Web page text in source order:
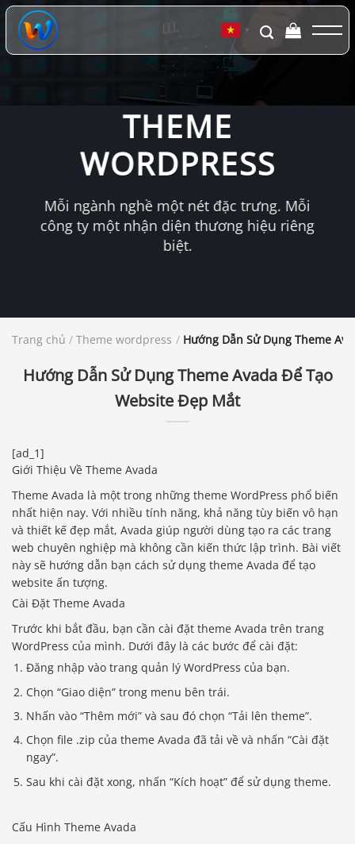
Chuyển
đến
dung
▼
THEME
WORDPRESS
Mỗi ngành nghề một nét đặc trưng. Mỗi
công ty một nhận diện thương hiệu riêng
biệt.
Trang chủ / Theme wordpress / Hướng Dẫn Sử Dụng Theme
Hướng Dẫn Sử Dụng Theme Avada Để Tạo
Website Đẹp Mắt
[ad_1]
Giới Thiệu Về Theme Avada
Theme Avada là một trong những theme WordPress phổ biến
nhất hiện nay. Với nhiều tính năng, khả năng tùy biến vô hạn
và thiết kế đẹp mắt, Avada giúp người dùng tạo ra các trang
web chuyên nghiệp mà không cần kiến thức lập trình. Bài viết
này sẽ hướng dẫn bạn cách sử dụng theme Avada để tạo
website ấn tượng.
Cài Đặt Theme Avada
Trước khi bắt đầu, bạn cần cài đặt theme Avada trên trang
WordPress của mình. Dưới đây là các bước để cài đặt:
Đăng nhập vào trang quản lý WordPress của bạn.
Chọn “Giao diện” trong menu bên trái.
Nhấn vào “Thêm mới” và sau đó chọn “Tải lên theme”.
Chọn file .zip của theme Avada đã tải về và nhấn “Cài đặt
ngay”.
Sau khi cài đặt xong, nhấn “Kích hoạt” để sử dụng theme.
Cấu Hình Theme Avada